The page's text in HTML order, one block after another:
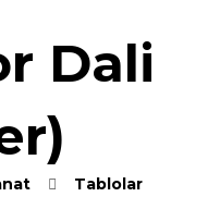
Dali
Tablolar